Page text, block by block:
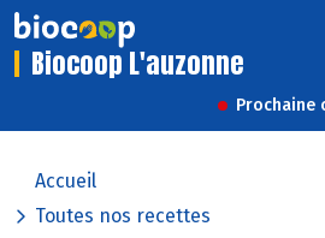
Biocoop L'auzonne
Prochaine
Accueil
Toutes nos recettes